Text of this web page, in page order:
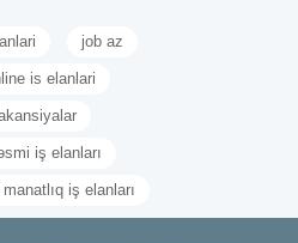
job az
is elanlari
iş elanları
iş elanları